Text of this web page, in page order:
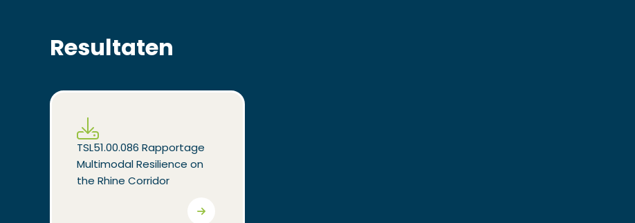
Resultaten
TSL51.00.086 Rapportage
Multimodal Resilience on
the Rhine Corridor
(Opent in een nieuw venster)